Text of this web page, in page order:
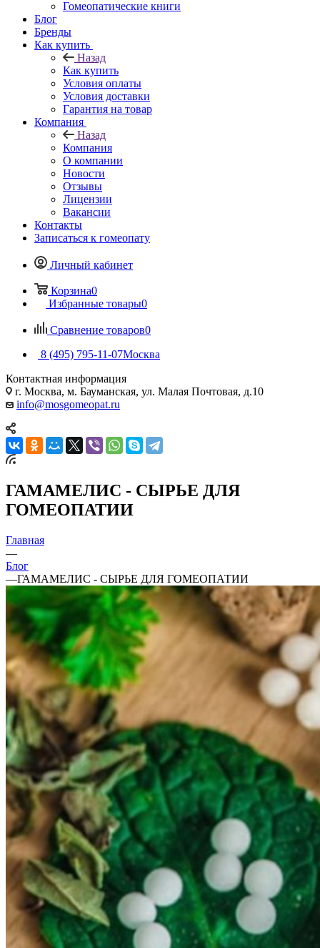
Гомеопатические книги
Блог
Бренды
Как купить
Назад
Как купить
Условия оплаты
Условия доставки
Гарантия на товар
Компания
Назад
Компания
О компании
Новости
Отзывы
Лицензии
Вакансии
Контакты
Записаться к гомеопату
Личный кабинет
Корзина0
Избранные товары0
Сравнение товаров0
8 (495) 795-11-07Москва
Контактная информация
г. Москва, м. Бауманская, ул. Малая Почтовая, д.10
info@mosgomeopat.ru
ГАМАМЕЛИС - СЫРЬЕ ДЛЯ
ГОМЕОПАТИИ
Главная
—
Блог
—ГАМАМЕЛИС - СЫРЬЕ ДЛЯ ГОМЕОПАТИИ